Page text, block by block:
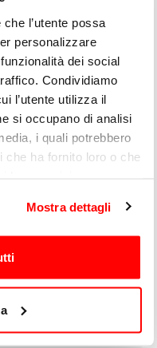
l’utente possa
personalizzare
dei social
Condividiamo
l’utente utilizza il
si occupano di analisi
i quali potrebbero
che ha fornito loro o che
Mostra dettagli
SI
SI
SI